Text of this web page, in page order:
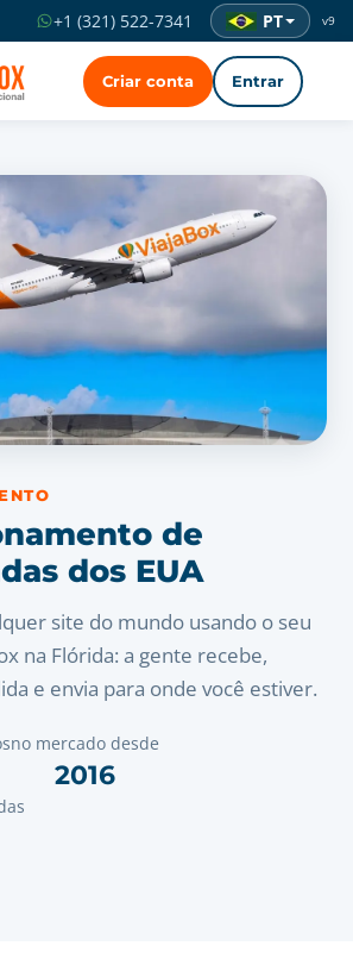
+1 (321) 522-7341 PT v9
Criar conta Entrar
de
dos EUA
site do mundo usando o seu
na Flórida: a gente recebe,
e envia para onde você estiver.
no mercado desde
2016